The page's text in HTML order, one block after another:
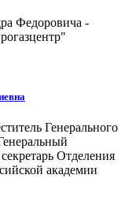
Федоровича -
Генерального
Отделения
академии